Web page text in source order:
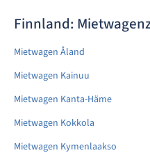
Finnland:
Mietwagen Åland
Mietwagen Kainuu
Mietwagen Kanta-Häme
Mietwagen Kokkola
Mietwagen Kymenlaakso